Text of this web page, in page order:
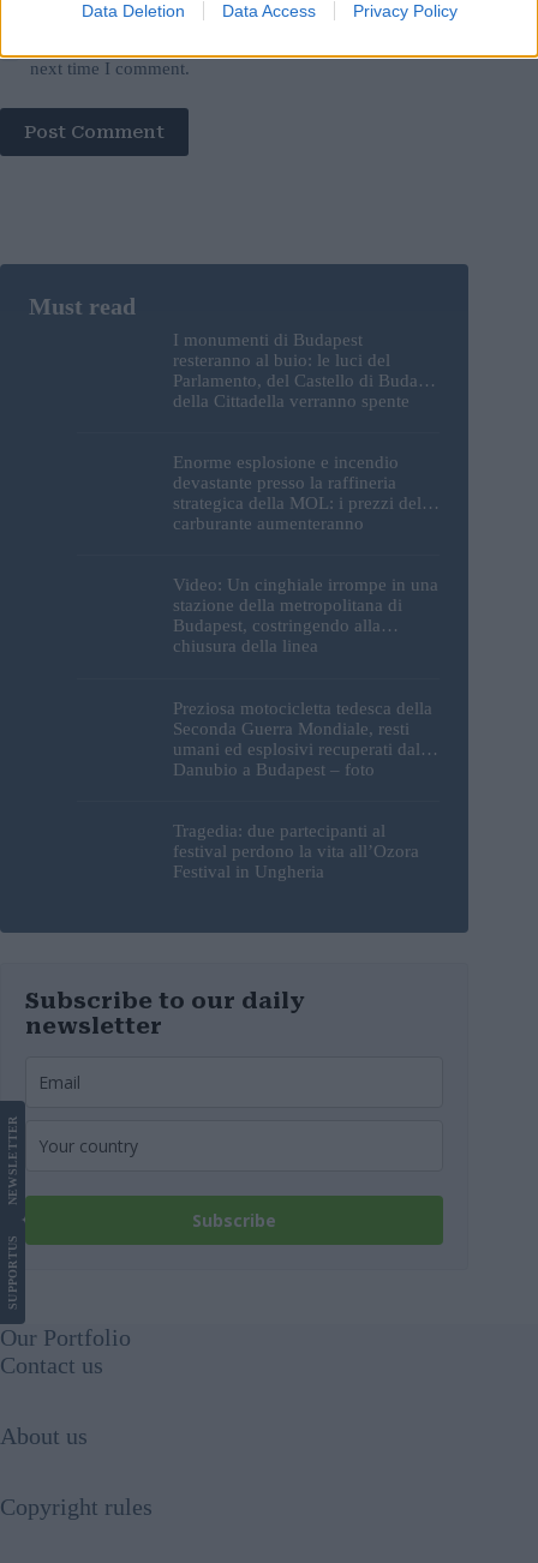
Data Deletion Data Access Privacy Policy
next time I comment.
Post Comment
I monumenti di Budapest
resteranno al buio: le luci del
Parlamento, del Castello di Buda e
della Cittadella verranno spente
Enorme esplosione e incendio
devastante presso la raffineria
strategica della MOL: i prezzi del
carburante aumenteranno
Video: Un cinghiale irrompe in una
stazione della metropolitana di
Budapest, costringendo alla
chiusura della linea
Preziosa motocicletta tedesca della
Seconda Guerra Mondiale, resti
umani ed esplosivi recuperati dal
Danubio a Budapest – foto
Tragedia: due partecipanti al
festival perdono la vita all’Ozora
Festival in Ungheria
Subscribe to our daily
newsletter
Subscribe
SUPPORT
US
NEWS
LETTER
Our Portfolio
Contact us
About us
Copyright rules